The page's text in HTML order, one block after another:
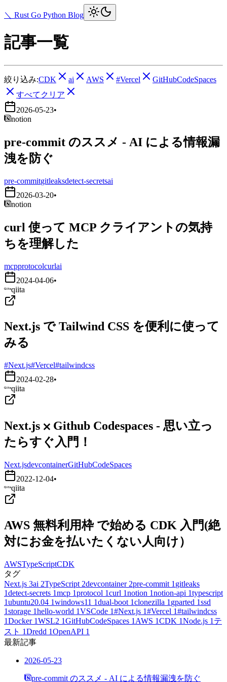
＼ Rust Go Python Blog
記事一覧
絞り込み:CDK ai AWS #Vercel
GitHubCodeSpaces
すべてクリア
2026-05-23•
notion
pre-commit のススメ - AI による情報漏
洩を防ぐ
pre-commitgitleaksdetect-secretsai
2026-03-20•
notion
curl 使って MCP クライアントの気持
ちを理解した
mcpprotocolcurlai
2024-04-06•
qiita
Next.js で Tailwind CSS を便利に使って
みる
#Next.js#Vercel#tailwindcss
2024-02-28•
qiita
Next.js ⨉ Github Codespaces - 思い立っ
たらすぐ入門！
Next.jsdevcontainerGitHubCodeSpaces
2022-12-04•
qiita
AWS 無料利用枠 で始める CDK 入門(絶
対にお金を払いたくない人向け）
AWSTypeScriptCDK
タグ
Next.js 3ai 2TypeScript 2devcontainer 2pre-commit 1 gitleaks
1detect-secrets 1mcp 1protocol 1curl 1notion 1notion-api 1typescript
1ubuntu20.04 1windows11 1dual-boot 1clonezilla 1 gparted 1ssd
1storage 1hello-world 1VSCode 1#Next.js 1#Vercel 1#tailwindcss
1Docker 1WSL2 1GitHubCodeSpaces 1 AWS 1CDK 1Node.js 1 テ
スト 1Dredd 1OpenAPI 1
最新記事
2026-05-23
pre-commit のススメ - AI による情報漏洩を防ぐ